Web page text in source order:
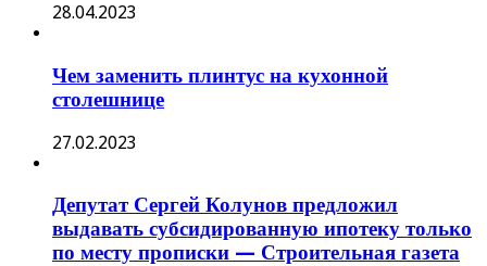
28.04.2023
Чем заменить плинтус на кухонной
столешнице
27.02.2023
Депутат Сергей Колунов предложил
выдавать субсидированную ипотеку только
по месту прописки — Строительная газета